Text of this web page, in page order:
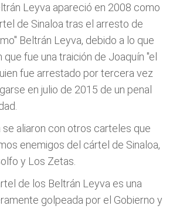
Leyva apareció en 2008 como
de Sinaloa tras el arresto de
Beltrán Leyva, debido a lo que
fue una traición de Joaquín "el
fue arrestado por tercera vez
en julio de 2015 de un penal
se aliaron con otros carteles que
enemigos del cártel de Sinaloa,
y Los Zetas.
de los Beltrán Leyva es una
golpeada por el Gobierno y